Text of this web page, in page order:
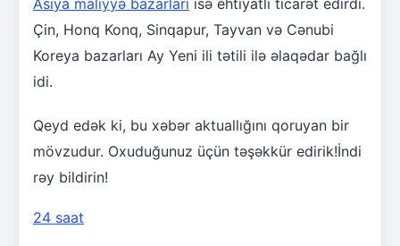
Çin, Honq Konq, Sinqapur, Tayvan və Cənubi
Koreya bazarları Ay Yeni ili tətili ilə əlaqədar bağlı
idi.
Qeyd edək ki, bu xəbər aktuallığını qoruyan bir
mövzudur. Oxuduğunuz üçün təşəkkür edirik!İndi
rəy bildirin!
24 saat